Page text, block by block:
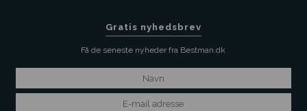
Gratis nyhedsbrev
Få de seneste nyheder fra Bestman.dk